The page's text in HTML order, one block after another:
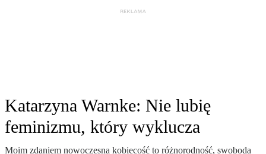
Katarzyna Warnke: Nie lubię
feminizmu, który wyklucza
Moim zdaniem nowoczesna kobiecość to różnorodność, swoboda